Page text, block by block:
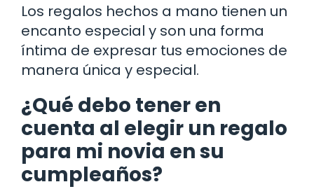
Los regalos hechos a mano tienen un
encanto especial y son una forma
íntima de expresar tus emociones de
manera única y especial.
¿Qué debo tener en
cuenta al elegir un regalo
para mi novia en su
cumpleaños?